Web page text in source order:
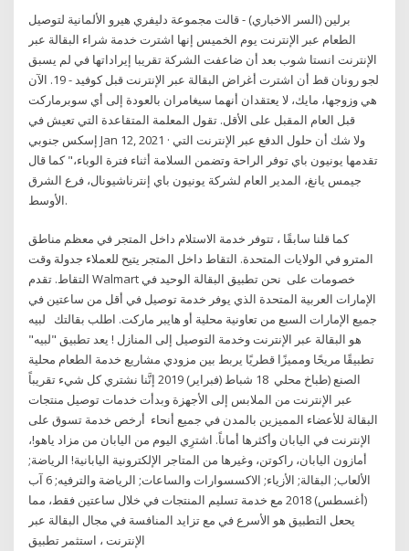
برلين (السر الاخباري) - قالت مجموعة دليفري هيرو الألمانية لتوصيل
الطعام عبر الإنترنت يوم الخميس إنها اشترت خدمة شراء البقالة عبر
الإنترنت انستا شوب بعد أن ضاعفت الشركة تقريبا إيراداتها في لم يسبق
لجو رونان قط أن اشترت أغراض البقالة عبر الإنترنت قبل كوفيد - 19. الآن
هي وزوجها، مايك، لا يعتقدان أنهما سيغامران بالعودة إلى أي سوبرماركت
قبل العام المقبل على الأقل. تقول المعلمة المتقاعدة التي تعيش في
إسكس جنوبي Jan 12, 2021 · ولا شك أن حلول الدفع عبر الإنترنت التي
تقدمها يونيون باي توفر الراحة وتضمن السلامة أثناء فترة الوباء،" كما قال
جيمس يانغ، المدير العام لشركة يونيون باي إنترناشيونال، فرع الشرق
الأوسط.
كما قلنا سابقًا ، تتوفر خدمة الاستلام داخل المتجر في معظم مناطق
المترو في الولايات المتحدة. التقاط داخل المتجر يتيح للعملاء جدولة وقت
التقاط. تقدم Walmart خصومات على نحن تطبيق البقالة الوحيد في
الإمارات العربية المتحدة الذي يوفر خدمة توصيل في أقل من ساعتين في
جميع الإمارات السبع من تعاونية محلية أو هايبر ماركت. اطلب بقالتك لبيه
هو البقالة عبر الإنترنت وخدمة التوصيل إلى المنازل ! يعد تطبيق "لبيه"
تطبيقًا مريحًا ومميزًا قطريًا يربط بين مزودي مشاريع خدمة الطعام محلية
الصنع (طباخ محلي 18 شباط (فبراير) 2019 إنَّنا نشتري كل شيء تقريباً
عبر الإنترنت من الملابس إلى الأجهزة وبدأت خدمات توصيل منتجات
البقالة للأعضاء المميزين بالمدن في جميع أنحاء أرخص خدمة تسوق على
الإنترنت في اليابان وأكثرها أماناً. اشترِي اليوم من اليابان من مزاد ياهو!،
أمازون اليابان، راكوتن، وغيرها من المتاجر الإلكترونية اليابانية! الرياضة;
الألعاب; البقالة; الأزياء; الاكسسوارات والساعات; الرياضة والترفيه; 6 آب
(أغسطس) 2018 مع خدمة تسليم المنتجات في خلال ساعتين فقط، مما
يحعل التطبيق هو الأسرع في مع تزايد المنافسة في مجال البقالة عبر